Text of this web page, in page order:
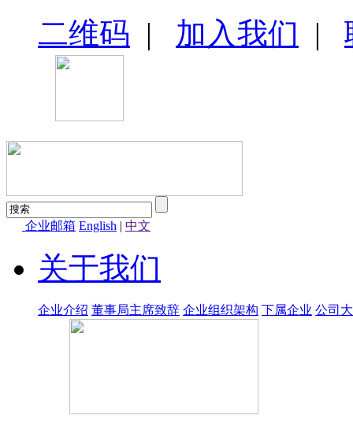
二维码 | 加入我们 |
企业邮箱 English | 中文
关于我们
企业介绍 董事局主席致辞 企业组织架构 下属企业 公司